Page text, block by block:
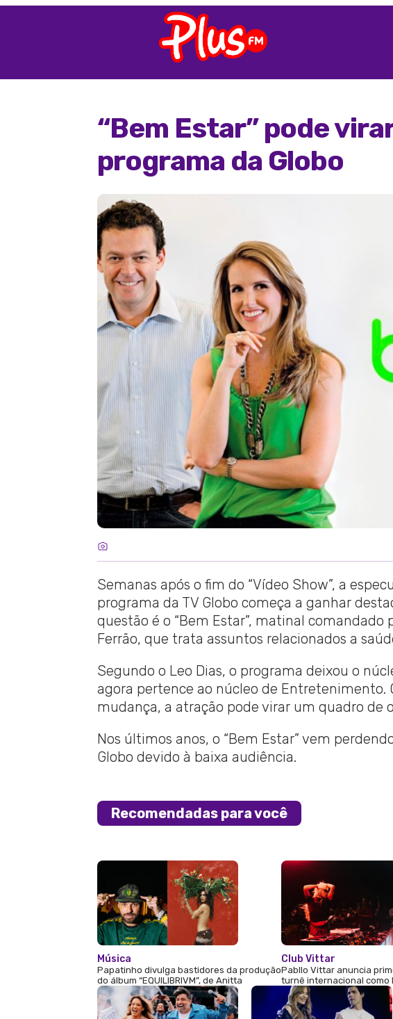
“Bem Estar” pode
programa da Globo
Semanas após o fim do “Vídeo Show”, a
programa da TV Globo começa a ganhar
questão é o “Bem Estar”, matinal comandado
Ferrão, que trata assuntos relacionados a
Segundo o Leo Dias, o programa deixou o
agora pertence ao núcleo de Entretenimento.
mudança, a atração pode virar um quadro de
Nos últimos anos, o “Bem Estar” vem
Globo devido à baixa audiência.
Recomendadas para você
Música
Papatinho divulga bastidores da produção
do álbum “EQUILIBRIVM”, de Anitta
Club Vittar
Pabllo Vittar anuncia
turnê internacional como